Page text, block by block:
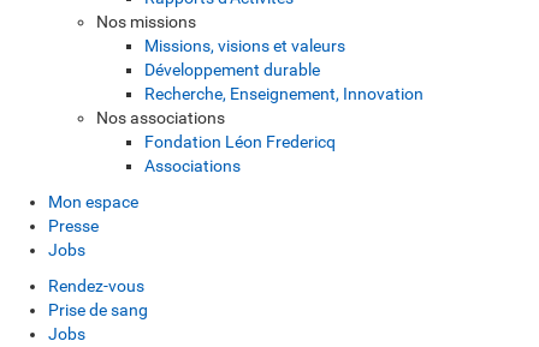
Nos missions
Missions, visions et valeurs
Développement durable
Recherche, Enseignement, Innovation
Nos associations
Fondation Léon Fredericq
Associations
Mon espace
Presse
Jobs
Rendez-vous
Prise de sang
Jobs